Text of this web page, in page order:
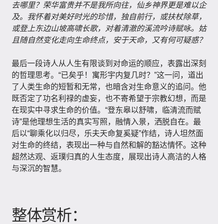
去哪里？荣华富贵并不是我所向往，仙乡神界更是难以企
及。我怀着对美好时光的珍惜，独自前行，或扶杖除草，
或登上东边山坡高啸长歌，对着清澈的溪流吟诗赋咏。姑
且随自然变化走向生命终点，安于天命，又有何可疑惑？
最后一段诗人从人生有限谈到对命运的顺应，表露出深刻
的哲理思考。“已矣乎！寓形宇内复几时？”这一问，道出
了人类生命的短暂和无常，也暗含对生命意义的追问。他
既否定了功名利禄的虚妄，也不寄希望于宗教幻想，而是
在现实中寻求生命的价值。“登东皋以舒啸，临清流而赋
诗”是他理想生活的真实写照，融情入景，洒脱自在。最
后以“聊乘化以归尽，乐夫天命复奚疑”作结，诗人坦然面
对生命的终结，表现出一种与自然和解的豁达情怀。这种
超然达观、返璞归真的人生态度，展现出诗人高洁的人格
与深沉的智慧。
整体赏析：